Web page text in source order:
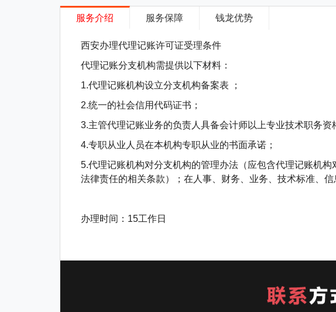
服务介绍 服务保障 钱龙优势
西安办理代理记账许可证受理条件
代理记账分支机构需提供以下材料：
1.代理记账机构设立分支机构备案表 ；
2.统一的社会信用代码证书；
3.主管代理记账业务的负责人具备会计师以上专业技术职务资
4.专职从业人员在本机构专职从业的书面承诺；
5.代理记账机构对分支机构的管理办法（应包含代理记账机
法律责任的相关条款）；在人事、财务、业务、技术标准、信
办理时间：15工作日